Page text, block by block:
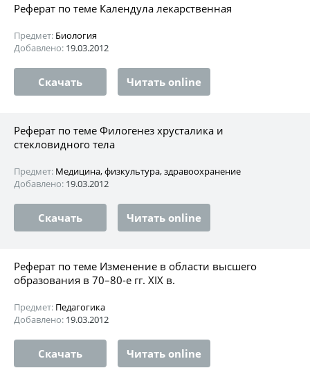
Реферат по теме Календула лекарственная
Предмет: Биология
Добавлено: 19.03.2012
Скачать Читать online
Реферат по теме Филогенез хрусталика и
стекловидного тела
Предмет: Медицина, физкультура, здравоохранение
Добавлено: 19.03.2012
Скачать Читать online
Реферат по теме Изменение в области высшего
образования в 70–80-е гг. XIX в.
Предмет: Педагогика
Добавлено: 19.03.2012
Скачать Читать online